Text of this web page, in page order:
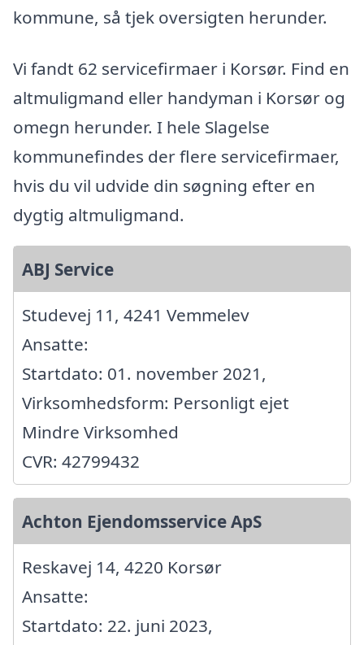
kommune, så tjek oversigten herunder.
Vi fandt 62 servicefirmaer i Korsør. Find en
altmuligmand eller handyman i Korsør og
omegn herunder. I hele Slagelse
kommunefindes der flere servicefirmaer,
hvis du vil udvide din søgning efter en
dygtig altmuligmand.
ABJ Service
Studevej 11, 4241 Vemmelev
Ansatte:
Startdato: 01. november 2021,
Virksomhedsform: Personligt ejet
Mindre Virksomhed
CVR: 42799432
Achton Ejendomsservice ApS
Reskavej 14, 4220 Korsør
Ansatte:
Startdato: 22. juni 2023,